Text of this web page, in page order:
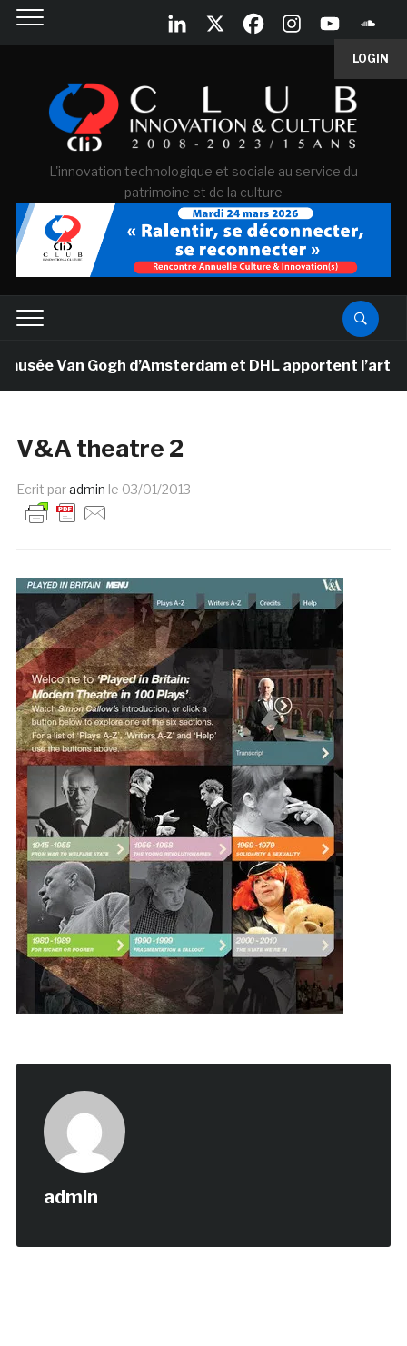
LOGIN
L'innovation technologique et sociale au service du
patrimoine et de la culture
Van Gogh d’Amsterdam et DHL apportent l’art
V&A theatre 2
Ecrit paradmin le 03/01/2013
admin